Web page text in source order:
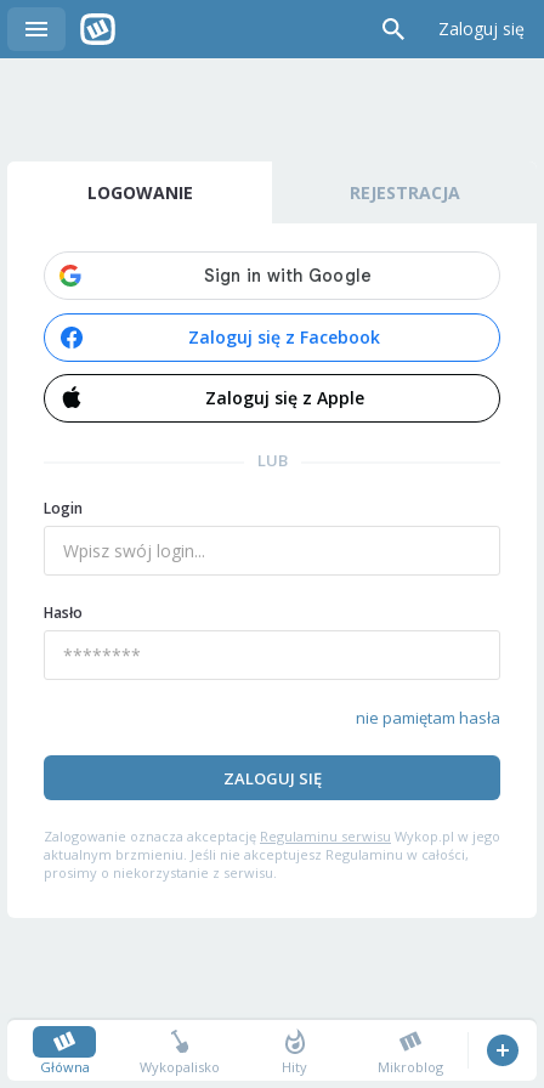
Zaloguj się
LOGOWANIE REJESTRACJA
Zaloguj się z Facebook
Zaloguj się z Apple
LUB
Login
Hasło
nie pamiętam hasła
ZALOGUJ SIĘ
Zalogowanie oznacza akceptację Regulaminu serwisu Wykop.pl w jego
aktualnym brzmieniu. Jeśli nie akceptujesz Regulaminu w całości,
prosimy o niekorzystanie z serwisu.
Główna Wykopalisko Hity Mikroblog